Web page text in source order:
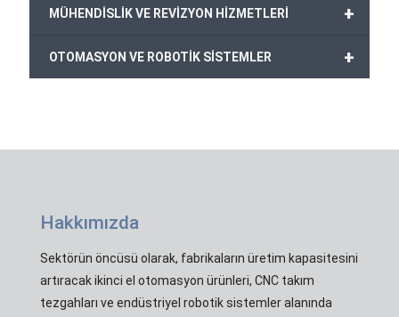
+
MÜHENDİSLİK VE REVİZYON HİZMETLERİ
+
OTOMASYON VE ROBOTİK SİSTEMLER
Hakkımızda
Sektörün öncüsü olarak, fabrikaların üretim kapasitesini
artıracak ikinci el otomasyon ürünleri, CNC takım
tezgahları ve endüstriyel robotik sistemler alanında